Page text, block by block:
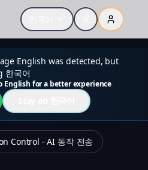
English was detected, but
국어
Control - AI 동작 전송